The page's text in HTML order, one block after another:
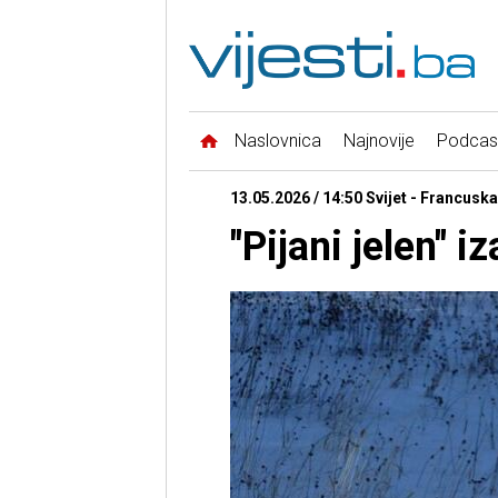
Naslovnica Najnovije
13.05.2026 / 14:50 Svijet - Francuska
"Pijani jelen"